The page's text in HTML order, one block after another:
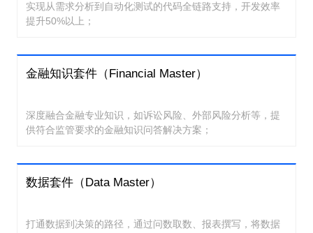
实现从需求分析到自动化测试的代码全链路支持，开发效率
提升50%以上；
金融知识套件（Financial Master）
深度融合金融专业知识，如诉讼风险、外部风险分析等，提
供符合监管要求的金融知识问答解决方案；
数据套件（Data Master）
打通数据到决策的路径，通过问数取数、报表撰写，将数据